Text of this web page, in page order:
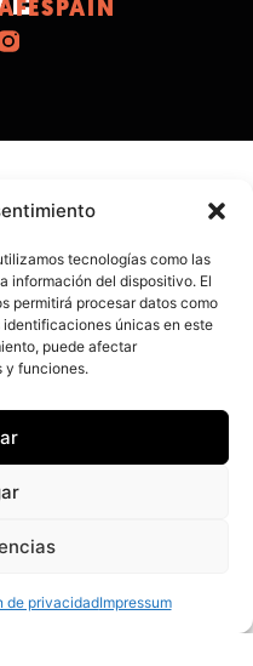
tecnologías como las
información del dispositivo. El
permitirá procesar datos como
únicas en este
puede afectar
y funciones.
de privacidadImpressum
Álvarez